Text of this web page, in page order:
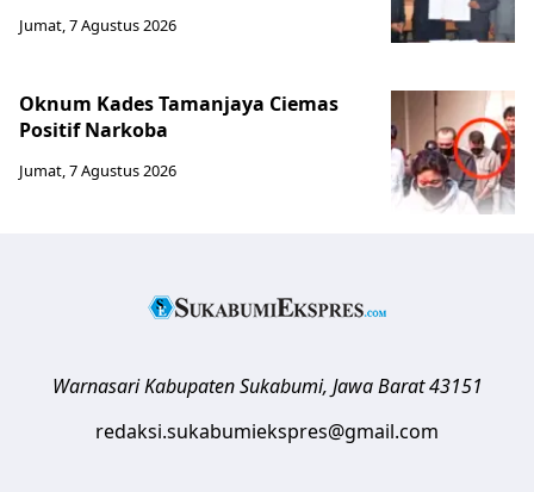
Jumat, 7 Agustus 2026
Oknum Kades Tamanjaya Ciemas
Positif Narkoba
Jumat, 7 Agustus 2026
Warnasari Kabupaten Sukabumi, Jawa Barat 43151
redaksi.sukabumiekspres@gmail.com